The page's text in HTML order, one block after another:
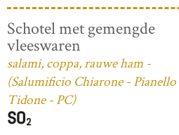
Schotel met gemengde
vleeswaren
salami, coppa, rauwe ham -
(Salumificio Chiarone - Pianello
Tidone - PC)